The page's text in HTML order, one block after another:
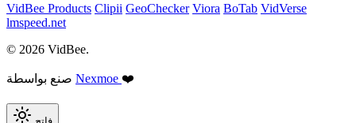
VidBee Products Clipii GeoChecker Viora BoTab VidVerse
lmspeed.net
© 2026 VidBee.
Nexmoe ❤️